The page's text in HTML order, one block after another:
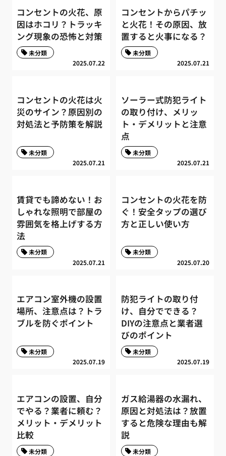
コンセントの火花、原
因はホコリ？トラッキ
ング現象の恐怖と対策
2025.07.22
未分類
コンセントからパチッ
と火花！その原因、放
置すると火事になる？
2025.07.21
未分類
コンセントの火花は火
災のサイン？原因別の
対処法と予防策を解説
2025.07.21
未分類
ソーラー式防犯ライト
の取り付け、メリッ
ト・デメリットと注意
点
2025.07.21
未分類
賃貸でも諦めない！お
しゃれな照明で部屋の
雰囲気を格上げする方
法
2025.07.21
未分類
コンセントの火花を防
ぐ！安全タップの選び
方と正しい使い方
2025.07.20
未分類
エアコン室外機の設置
場所、注意点は？トラ
ブルを防ぐポイント
2025.07.19
未分類
防犯ライトの取り付
け、自分でできる？
DIYの注意点と業者選
びのポイント
2025.07.19
未分類
エアコンの設置、自分
でやる？業者に頼む？
メリット・デメリット
比較
未分類
ガス給湯器の水漏れ、
原因と対処法は？放置
すると危険な理由も解
説
未分類